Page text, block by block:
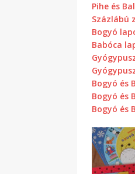
Pihe és
Százlábú
Bogyó
Babóca
Bogyó és
Bogyó és
Bogyó és